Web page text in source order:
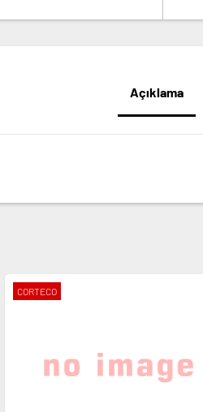
Açıklama
CORTECO